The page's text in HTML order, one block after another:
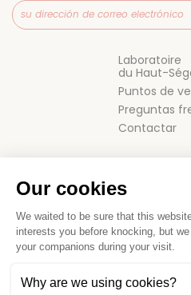
Laboratoire
du Haut-
Puntos de
Preguntas
Contactar
NOTAS
Our cookies
We waited to be sure that this
interests you before knocking, but we
your companions during your visit.
Why are we using cookies?